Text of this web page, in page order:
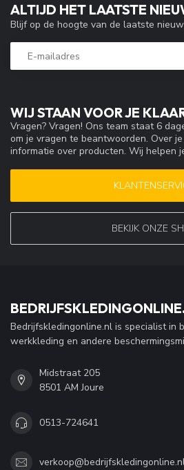
WIJ STAAN VOOR JE
Vragen? Vragen! Ons team staat 6
om je vragen te beantwoorden. Over
informatie over producten. Wij helpen
BEKIJK ONZE
ALTIJD HET LAATSTE
Blijf op de hoogte van de laatste
Bedrijfskledingonline.nl is specialist in
werkkleding en andere
Midstraat 205
8501 AM Joure
0513-724641